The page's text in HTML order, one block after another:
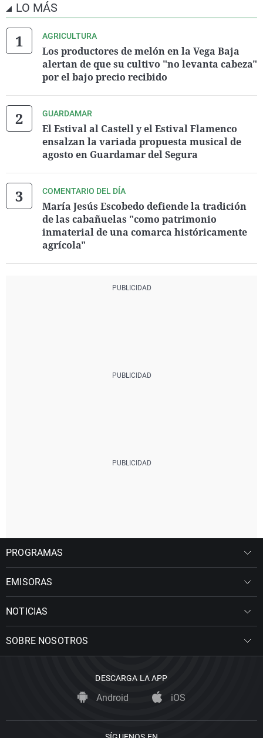
LO MÁS
AGRICULTURA
Los productores de melón en la Vega Baja
alertan de que su cultivo "no levanta cabeza"
por el bajo precio recibido
GUARDAMAR
El Estival al Castell y el Estival Flamenco
ensalzan la variada propuesta musical de
agosto en Guardamar del Segura
COMENTARIO DEL DÍA
María Jesús Escobedo defiende la tradición
de las cabañuelas "como patrimonio
inmaterial de una comarca históricamente
agrícola"
PROGRAMAS
EMISORAS
NOTICIAS
SOBRE NOSOTROS
DESCARGA LA APP
Android iOS